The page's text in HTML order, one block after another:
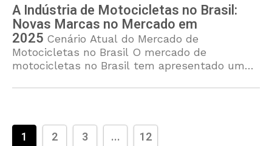
A Indústria de Motocicletas no Brasil:
Novas Marcas no Mercado em
2025 Cenário Atual do Mercado de
Motocicletas no Brasil O mercado de
motocicletas no Brasil tem apresentado um
especialmente em 2025. Esta evolução se
1 2 3 ... 12